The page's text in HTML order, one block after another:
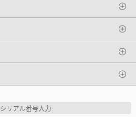
シリアル番号入力